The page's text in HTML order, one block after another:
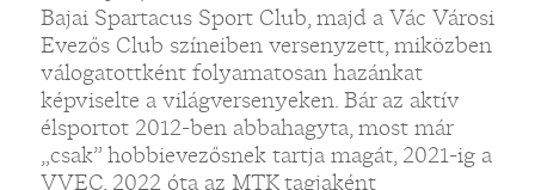
Bajai Spartacus Sport Club, majd a Vác Városi
Evezős Club színeiben versenyzett, miközben
válogatottként folyamatosan hazánkat
képviselte a világversenyeken. Bár az aktív
élsportot 2012-ben abbahagyta, most már
„csak” hobbievezősnek tartja magát, 2021-ig a
VVEC, 2022 óta az MTK tagjaként